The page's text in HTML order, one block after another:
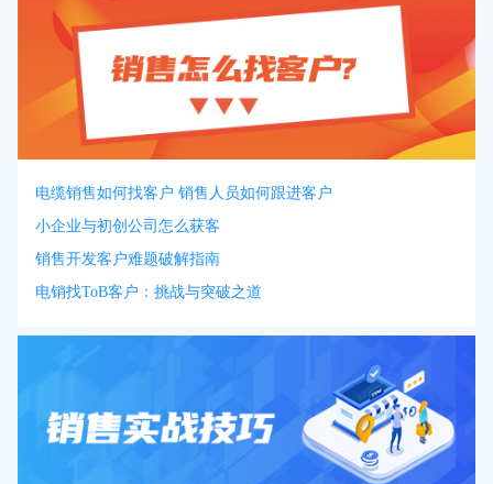
电缆销售如何找客户 销售人员如何跟进客户
小企业与初创公司怎么获客
销售开发客户难题破解指南
电销找ToB客户：挑战与突破之道